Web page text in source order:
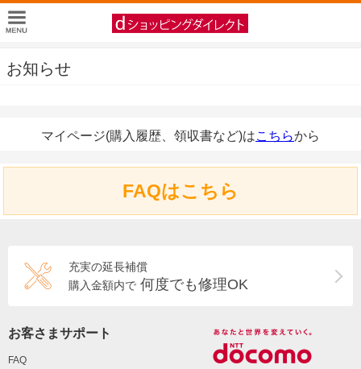
お知らせ
マイページ(購入履歴、領収書など)はこちらから
FAQはこちら
充実の延長補償
購入金額内で 何度でも修理OK
お客さまサポート
FAQ